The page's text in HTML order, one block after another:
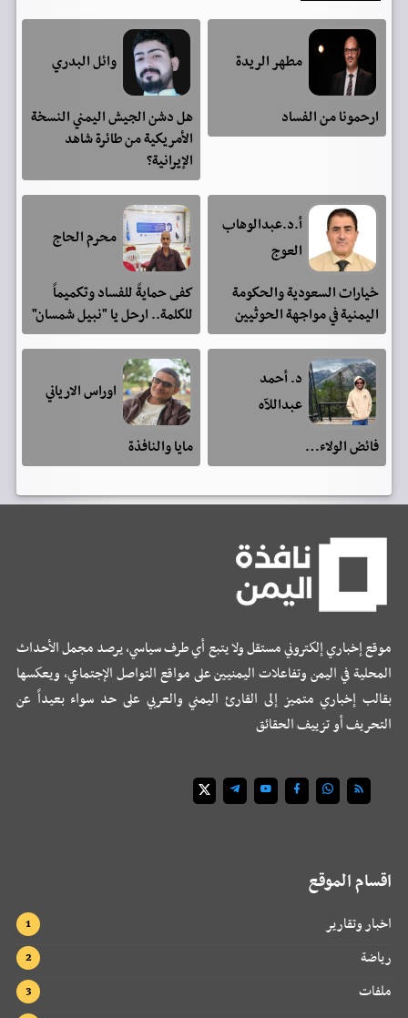
مطهر الريدة
ارحمونا من الفساد
وائل البدري
هل دشن الجيش اليمني النسخة
الأمريكية من طائرة شاهد
الإيرانية؟
أ.د.عبدالوهاب
العوج
خيارات السعودية والحكومة
اليمنية في مواجهة الحوثيين
محرم الحاج
كفى حمايةً للفساد وتكميماً
للكلمة.. ارحل يا "نبيل شمسان"
د. أحمد
عبداللآه
فائض الولاء…
اوراس الارياني
مايا والنافذة
موقع إخباري إلكتروني مستقل ولا يتبع أي طرف سياسي، يرصد مجمل الأحداث
المحلية في اليمن وتفاعلات اليمنيين على مواقع التواصل الإجتماعي، ويعكسها
بقالب إخباري متميز إلى القارئ اليمني والعربي على حد سواء بعيداً عن
التحريف أو تزييف الحقائق
اقسام الموقع
اخبار وتقارير
رياضة
ملفات